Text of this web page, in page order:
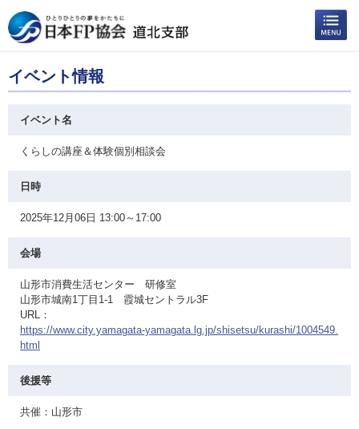
イベント情報
イベント名
くらしの講座＆体験個別相談会
日時
2025年12月06日 13:00～17:00
会場
山形市消費生活センター 研修室
山形市城南1丁目1-1 霞城セントラル3F
URL：
https://www.city.yamagata-yamagata.lg.jp/shisetsu/kurashi/1004549.
html
後援等
共催：山形市